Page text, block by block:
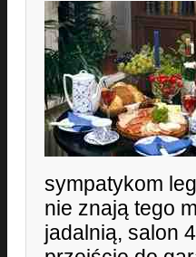
sympatykom
nie znają tego
jadalnią, salon